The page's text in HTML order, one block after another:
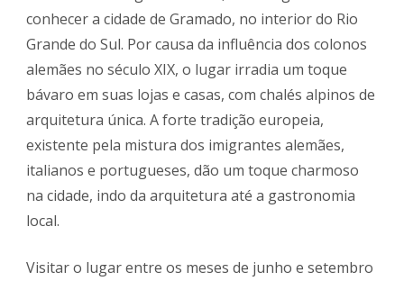
conhecer a cidade de Gramado, no interior do Rio
Grande do Sul. Por causa da influência dos colonos
alemães no século XIX, o lugar irradia um toque
bávaro em suas lojas e casas, com chalés alpinos de
arquitetura única. A forte tradição europeia,
existente pela mistura dos imigrantes alemães,
italianos e portugueses, dão um toque charmoso
na cidade, indo da arquitetura até a gastronomia
local.
Visitar o lugar entre os meses de junho e setembro